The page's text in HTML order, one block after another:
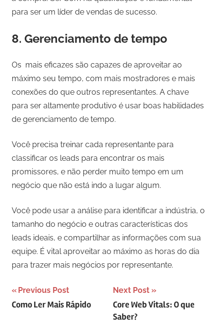
para ser um líder de vendas de sucesso.
8. Gerenciamento de tempo
Os mais eficazes são capazes de aproveitar ao
máximo seu tempo, com mais mostradores e mais
conexões do que outros representantes. A chave
para ser altamente produtivo é usar boas habilidades
de gerenciamento de tempo.
Você precisa treinar cada representante para
classificar os leads para encontrar os mais
promissores, e não perder muito tempo em um
negócio que não está indo a lugar algum.
Você pode usar a análise para identificar a indústria, o
tamanho do negócio e outras características dos
leads ideais, e compartilhar as informações com sua
equipe. É vital aproveitar ao máximo as horas do dia
para trazer mais negócios por representante.
Navegação
de
Previous Post
Como Ler Mais Rápido
Next Post
Core Web Vitals: O que
Saber?